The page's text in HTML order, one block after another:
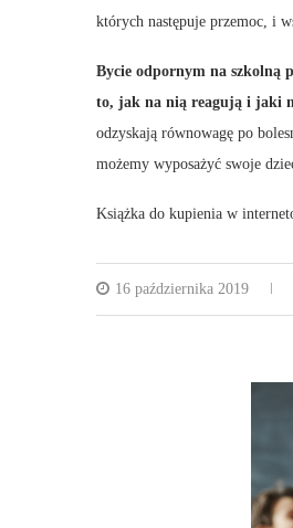
których następuje przemoc, i
Bycie odpornym na szkolną
to, jak na nią reagują i jaki
odzyskają równowagę po
możemy wyposażyć swoje
Książka do kupienia w
16 października 2019